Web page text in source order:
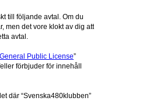
till följande avtal. Om du
men det vore klokt av dig att
avtal.
General Public License”
förbjuder för innehåll
där “Svenska480klubben”